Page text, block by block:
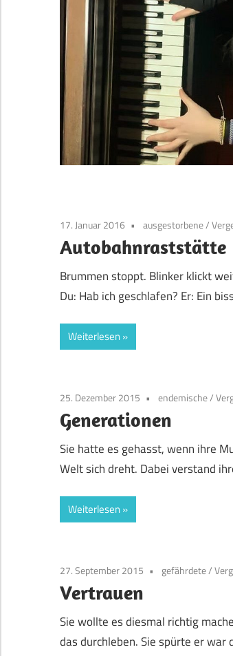
17. Januar 2016 ausgestorbene/
Autobahnraststätte
Brummen stoppt. Blinker klickt
Du: Hab ich geschlafen? Er: Ein
Weiterlesen
25. Dezember 2015 endemische/
Generationen
Sie hatte es gehasst, wenn ihre
Welt sich dreht. Dabei verstand
Weiterlesen
27. September 2015 gefährdete/
Vertrauen
Sie wollte es diesmal richtig
das durchleben. Sie spürte er war